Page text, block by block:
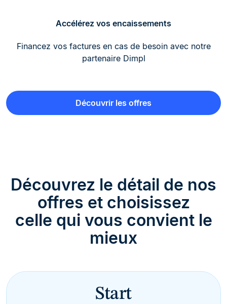
Accélérez vos encaissements
Financez vos factures en cas de besoin avec notre
partenaire Dimpl
Découvrir les offres
Découvrez le détail de nos
offres et choisissez
celle qui vous convient le
mieux
Start